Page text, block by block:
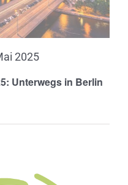
Unterwegs in Berlin
2025